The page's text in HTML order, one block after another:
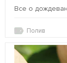
Все о
Полив